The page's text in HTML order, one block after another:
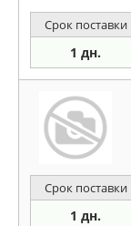
Срок поставки
1 дн.
Срок поставки
1 дн.